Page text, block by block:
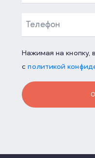
Нажимая на кнопку,
сполитикой